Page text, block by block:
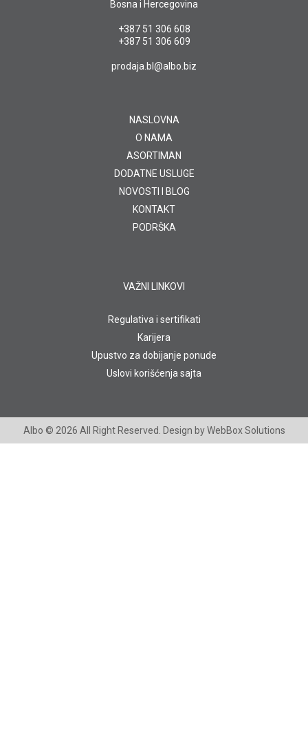
Bosna i Hercegovina
+387 51 306 608
+387 51 306 609
prodaja.bl@albo.biz
NASLOVNA
O NAMA
ASORTIMAN
DODATNE USLUGE
NOVOSTI I BLOG
KONTAKT
PODRŠKA
VAŽNI LINKOVI
Regulativa i sertifikati
Karijera
Upustvo za dobijanje ponude
Uslovi korišćenja sajta
Albo © 2026 All Right Reserved. Design byWebBox Solutions